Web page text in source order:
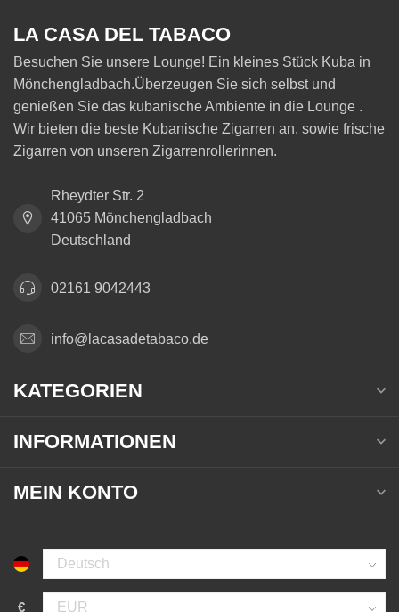
LA CASA DEL TABACO
Besuchen Sie unsere Lounge! Ein kleines Stück Kuba in
Mönchengladbach.Überzeugen Sie sich selbst und
genießen Sie das kubanische Ambiente in die Lounge .
Wir bieten die beste Kubanische Zigarren an, sowie frische
Zigarren von unseren Zigarrenrollerinnen.
Rheydter Str. 2
41065 Mönchengladbach
Deutschland
02161 9042443
info@lacasadetabaco.de
KATEGORIEN
INFORMATIONEN
MEIN KONTO
€